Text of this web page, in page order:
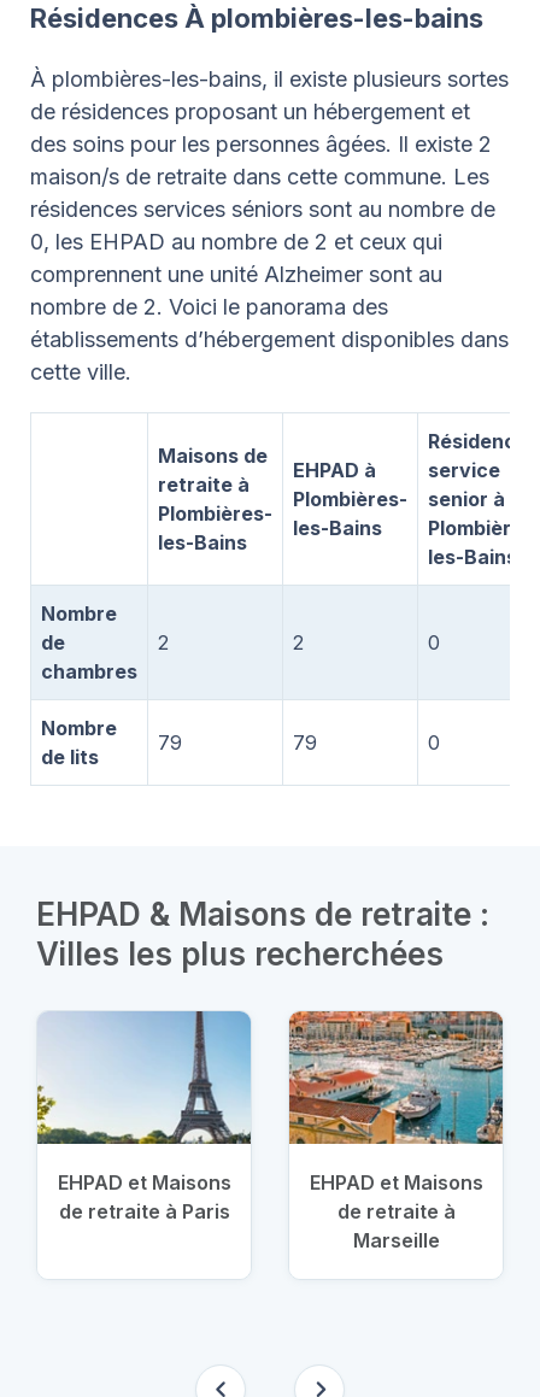
Résidences À plombières-les-bains
À plombières-les-bains, il existe plusieurs sortes
de résidences proposant un hébergement et
des soins pour les personnes âgées. Il existe 2
maison/s de retraite dans cette commune. Les
résidences services séniors sont au nombre de
0, les EHPAD au nombre de 2 et ceux qui
comprennent une unité Alzheimer sont au
nombre de 2. Voici le panorama des
établissements d’hébergement disponibles dans
cette ville.
Maisons de
retraite à
Plombières-
les-Bains
EHPAD à
Plombières-
les-Bains
Résidence
service
senior à
les-Bains
Nombre
de
chambres
2 2 0
Nombre
de lits
79 79 0
EHPAD & Maisons de retraite :
Villes les plus recherchées
EHPAD et Maisons
de retraite à Paris
EHPAD et Maisons
de retraite à
Marseille